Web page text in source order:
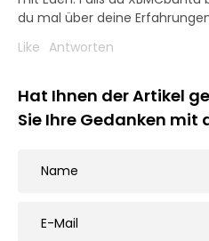
du mal über deine
Like Antworten
Hat Ihnen der Artikel
Sie Ihre Gedanken mit